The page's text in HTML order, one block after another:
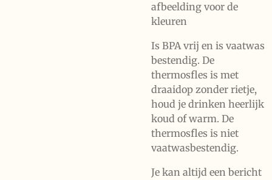
afbeelding voor de
kleuren
Is BPA vrij en is vaatwas
bestendig. De
thermosfles is met
draaidop zonder rietje,
houd je drinken heerlijk
koud of warm. De
thermosfles is niet
vaatwasbestendig.
Je kan altijd een bericht